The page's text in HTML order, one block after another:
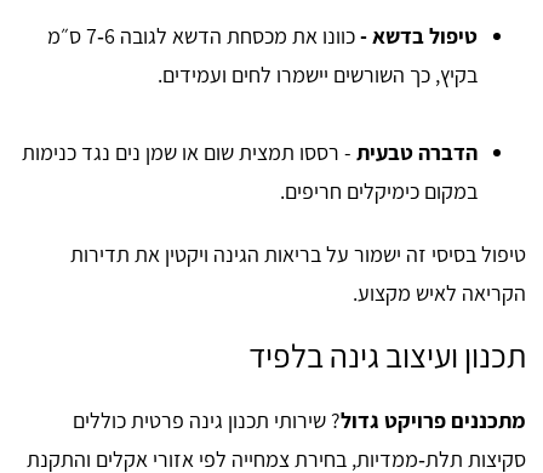
טיפול בדשא -
כוונו את מכסחת הדשא לגובה 6‑7 ס״מ
בקיץ, כך השורשים יישמרו לחים ועמידים.
הדברה טבעית - רססו תמצית שום או שמן נים נגד כנימות
במקום כימיקלים חריפים.
טיפול בסיסי זה ישמור על בריאות הגינה ויקטין את תדירות
הקריאה לאיש מקצוע.
תכנון ועיצוב גינה בלפיד
מתכננים פרויקט גדול? שירותי תכנון גינה פרטית כוללים
סקיצות תלת‑ממדיות, בחירת צמחייה לפי אזורי אקלים והתקנת